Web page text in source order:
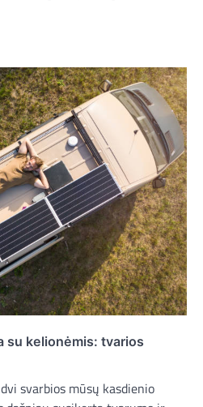
su kelionėmis: tvarios
svarbios mūsų kasdienio